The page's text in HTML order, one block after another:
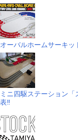
オーバルホームサーキッ
ミニ四駆ステーション
表‼